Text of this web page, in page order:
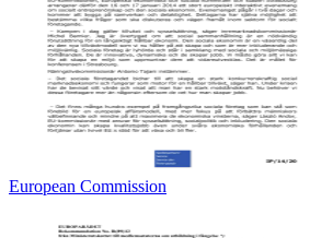
European Commission